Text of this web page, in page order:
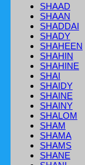
SHAAD
SHAAN
SHADDAI
SHADY
SHAHEEN
SHAHIN
SHAHINE
SHAI
SHAIDY
SHAINE
SHAINY
SHALOM
SHAM
SHAMA
SHAMS
SHANE